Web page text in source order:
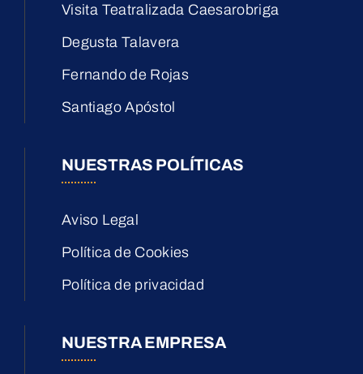
Visita Teatralizada Caesarobriga
Degusta Talavera
Fernando de Rojas
Santiago Apóstol
NUESTRAS POLÍTICAS
Aviso Legal
Política de Cookies
Política de privacidad
NUESTRA EMPRESA